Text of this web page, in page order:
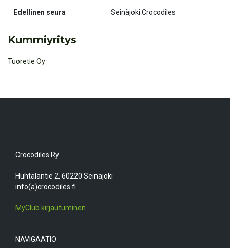
Edellinen seura Seinäjoki Crocodiles
Kummiyritys
Tuoretie Oy
Crocodiles Ry
Huhtalantie 2, 60220 Seinäjoki
info(a)crocodiles.fi
MyClub kirjautuminen
NAVIGAATIO